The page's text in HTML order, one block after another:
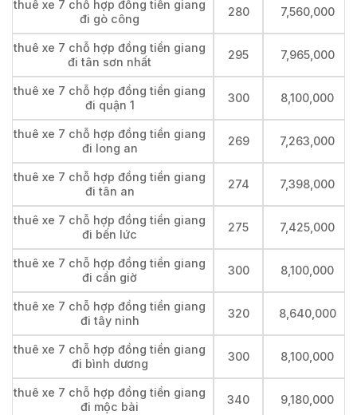
thuê xe 7 chỗ hợp đồng tiền giang
đi gò công
280 7,560,000
thuê xe 7 chỗ hợp đồng tiền giang
đi tân sơn nhất
295 7,965,000
thuê xe 7 chỗ hợp đồng tiền giang
đi quận 1
300 8,100,000
thuê xe 7 chỗ hợp đồng tiền giang
đi long an
269 7,263,000
thuê xe 7 chỗ hợp đồng tiền giang
đi tân an
274 7,398,000
thuê xe 7 chỗ hợp đồng tiền giang
đi bến lức
275 7,425,000
thuê xe 7 chỗ hợp đồng tiền giang
đi cần giờ
300 8,100,000
thuê xe 7 chỗ hợp đồng tiền giang
đi tây ninh
320 8,640,000
thuê xe 7 chỗ hợp đồng tiền giang
đi bình dương
300 8,100,000
thuê xe 7 chỗ hợp đồng tiền giang
đi mộc bài
340 9,180,000